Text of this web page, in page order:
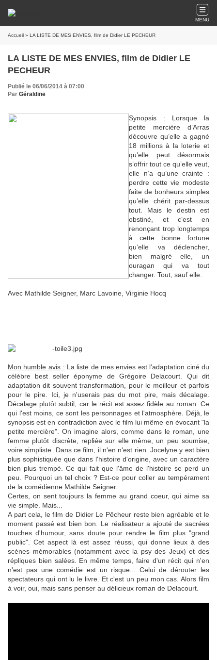
MENU
Accueil » LA LISTE DE MES ENVIES, film de Didier LE PECHEUR
LA LISTE DE MES ENVIES, film de Didier LE
PECHEUR
Publié le 06/06/2014 à 07:00
Par Géraldine
Synopsis : Lorsque la
petite mercière d’Arras
découvre qu’elle a gagné
18 millions à la loterie et
qu’elle peut désormais
s’offrir tout ce qu’elle veut,
elle n’a qu’une crainte :
perdre cette vie modeste
faite de bonheurs simples
qu’elle chérit par-dessus
tout. Mais le destin est
obstiné, et c’est en
renonçant trop longtemps
à cette bonne fortune
qu’elle va déclencher,
bien malgré elle, un
ouragan qui va tout
changer. Tout, sauf elle.
Avec Mathilde Seigner, Marc Lavoine, Virginie Hocq
Mon humble avis : La liste de mes envies est l'adaptation ciné du
célèbre best seller éponyme de Grégoire Delacourt. Qui dit
adaptation dit souvent transformation, pour le meilleur et parfois
pour le pire. Ici, je n'userais pas du mot pire, mais décalage.
Décalage plutôt subtil, car le récit est assez fidèle au roman. Ce
qui l'est moins, ce sont les personnages et l'atmosphère. Déjà, le
synopsis est en contradiction avec le film lui même en évocant "la
petite mercière". On imagine alors, comme dans le roman, une
femme plutôt discrète, repliée sur elle même, un peu soumise,
voire simpliste. Dans ce film, il n'en n'est rien. Jocelyne y est bien
plus sophistiquée que dans l'histoire d'origine, avec un caractère
bien plus trempé. Ce qui fait que l'âme de l'histoire se perd un
peu. Pourquoi un tel choix ? Est-ce pour coller au tempérament
de la comédienne Mathilde Seigner.
Certes, on sent toujours la femme au grand coeur, qui aime sa
vie simple. Mais...
A part cela, le film de Didier Le Pêcheur reste bien agréable et le
moment passé est bien bon. Le réalisateur a ajouté de sacrées
touches d'humour, sans doute pour rendre le film plus "grand
public". Cet aspect là est assez réussi, qui donne lieux à des
scènes mémorables (notamment avec la psy des Jeux) et des
répliques bien salées. En même temps, faire d'un récit qui n'en
n'est pas une comédie est un risque... Celui de dérouter les
spectateurs qui ont lu le livre. Et c'est un peu mon cas. Alors film
à voir, oui, mais sans penser au délicieux roman de Delacourt.